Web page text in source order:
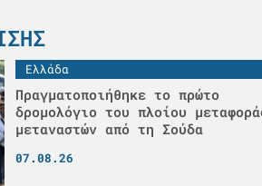
Ελλάδα
Πραγματοποιήθηκε το πρώτο
δρομολόγιο του πλοίου
μεταναστών από τη Σούδα
07.08.26